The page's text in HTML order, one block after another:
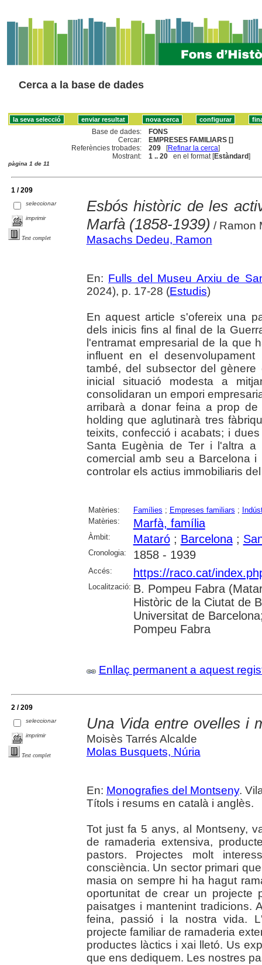
Cerca a la base de dades
Base de dades:
FONS
Cercar:
EMPRESES FAMILIARS []
Referències trobades:
209 [Refinar la cerca]
Mostrant:
1 .. 20 en el format [Estàndard]
pàgina 1 de 11
1 / 209
seleccionar
imprimir
Text complet
Esbós històric de les
Marfà (1858-1939) / Ramon
Masachs Dedeu, Ramon
En: Fulls del Museu Arxiu de
2024), p. 17-28 (Estudis)
En aquest article s'ofereix una
dels inicis fins al final de la
l'entramat empresarial de la que
influent en el
també, del subsector del
inicial situació modesta a
consolidaran un empori
arribarà a donar feina a prop
holding que aglutinarà tres
teixits, confecció i acabats; i
Santa Eugènia de Ter i l'altra a
comercial amb seu a Barcelona
controlar els actius immobiliaris
Matèries: Famílies ; Empreses familiars ;
Matèries:
Marfà, família
Àmbit: Mataró; Barcelona;
Cronologia: 1858 - 1939
Accés: https://raco.cat/
Localització: B. Pompeu Fabra
Històric de la Ciutat de
Universitat de
Pompeu Fabra
Enllaç permanent a aquest
2 / 209
seleccionar
imprimir
Text complet
Una Vida entre ovelles i
Moisès Tarrés Alcalde
Molas Busquets, Núria
En: Monografies del Montseny.
Títols i resums en català i anglès.
Tot just fa 5 anys, al Montseny,
de ramaderia extensiva,
pastors. Projectes molt
consciència. Un sector primari
masia on sempre hi ha hagut
oportunitat de crear un projecte
paisatges i mantenint tradicions.
feina, passió i la nostra vida.
projecte familiar de ramaderia
productes làctics i xai lletó. Us
que ens dediquem. Les nostres